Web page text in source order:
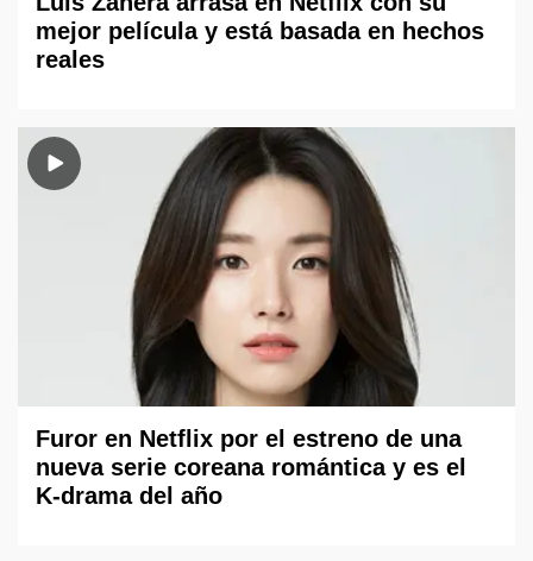
mejor película y está basada en hechos
reales
Furor en Netflix por el estreno de una
nueva serie coreana romántica y es el
K-drama del año